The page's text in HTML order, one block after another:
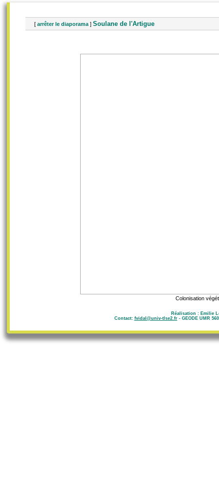
[ arrêter le diaporama ] Soulane de l'Artigue
Colonisation
Réalisation : Emilie
Contact: fvidal@univ-tlse2.fr- GEODE UMR